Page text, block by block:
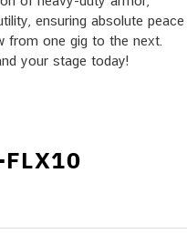
ensuring absolute peace
from one gig to the next.
your stage today!
FLX10